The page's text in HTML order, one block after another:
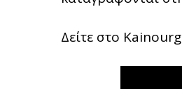
Δείτε στο